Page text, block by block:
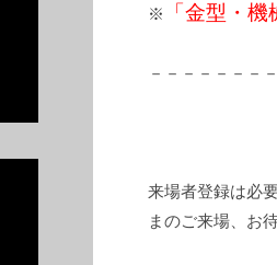
※ 「金型・
－－－－－－－
来場者登録は必
まのご来場、お